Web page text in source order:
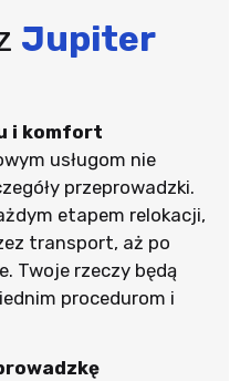
Jupiter
i komfort
usługom nie
przeprowadzki.
etapem relokacji,
transport, aż po
Twoje rzeczy będą
procedurom i